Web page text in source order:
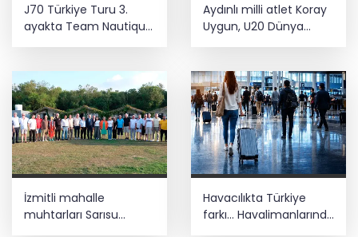
J70 Türkiye Turu 3.
ayakta Team Nautique
Aydınlı milli atlet Koray
Uygun, U20 Dünya
İzmitli mahalle
muhtarları Sarısu
Havacılıkta Türkiye
farkı... Havalimanlarında